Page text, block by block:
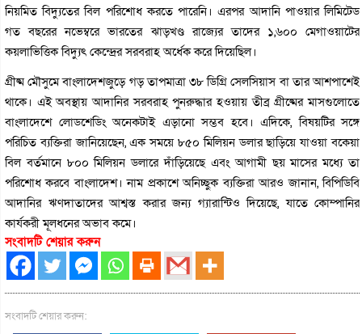
নিয়মিত বিদ্যুতের বিল পরিশোধ করতে পারেনি। এরপর আদানি পাওয়ার লিমিটেড
গত বছরের নভেম্বরে ভারতের ঝাড়খণ্ড রাজ্যের তাদের ১,৬০০ মেগাওয়াটের
কয়লাভিত্তিক বিদ্যুৎ কেন্দ্রের সরবরাহ অর্ধেক করে দিয়েছিল।
গ্রীষ্ম মৌসুমে বাংলাদেশজুড়ে গড় তাপমাত্রা ৩৮ ডিগ্রি সেলসিয়াস বা তার আশপাশেই
থাকে। এই অবস্থায় আদানির সরবরাহ পুনরুদ্ধার হওয়ায় তীব্র গ্রীষ্মের মাসগুলোতে
বাংলাদেশে লোডশেডিং অনেকটাই এড়ানো সম্ভব হবে। এদিকে, বিষয়টির সঙ্গে
পরিচিত ব্যক্তিরা জানিয়েছেন, এক সময়ে ৮৫০ মিলিয়ন ডলার ছাড়িয়ে যাওয়া বকেয়া
বিল বর্তমানে ৮০০ মিলিয়ন ডলারে দাঁড়িয়েছে এবং আগামী ছয় মাসের মধ্যে তা
পরিশোধ করবে বাংলাদেশ। নাম প্রকাশে অনিচ্ছুক ব্যক্তিরা আরও জানান, বিপিডিবি
আদানির ঋণদাতাদের আশ্বস্ত করার জন্য গ্যারান্টিও দিয়েছে, যাতে কোম্পানির
কার্যকরী মূলধনের অভাব কমে।
সংবাদটি শেয়ার করুন
সংবাদটি শেয়ার করুন: